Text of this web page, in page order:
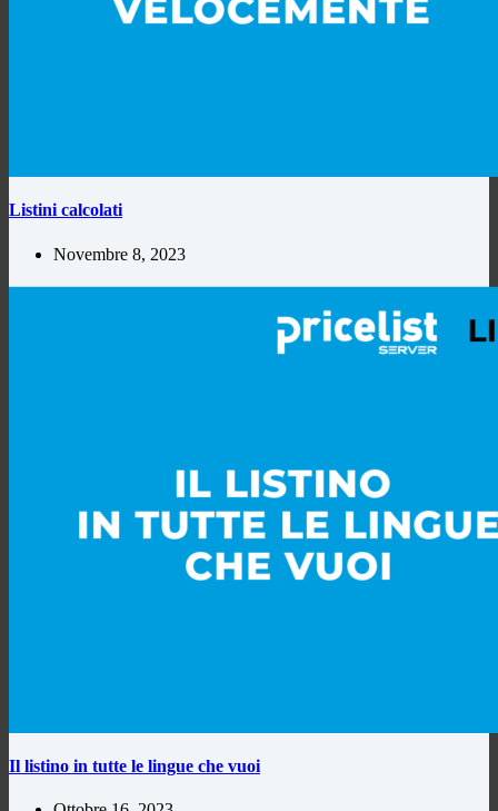
Listini calcolati
Novembre 8, 2023
Il listino in tutte le lingue che vuoi